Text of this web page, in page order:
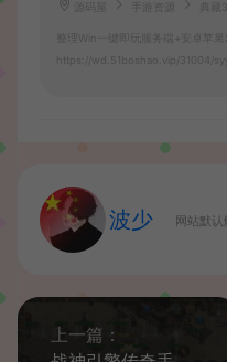
手游资源 典藏
整理Win一键即玩服务端+安卓苹
https://wd.51boshao.vip/31004/
波少 网站默
上一篇：